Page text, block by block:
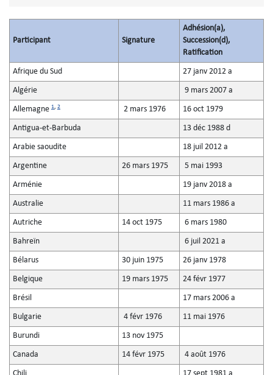
Participant Signature
Adhésion(a),
Succession(d),
Ratification
Afrique du Sud 27 janv 2012 a
Algérie 9 mars 2007 a
Allemagne 1, 2 2 mars 1976 16 oct 1979
Antigua-et-Barbuda 13 déc 1988 d
Arabie saoudite 18 juil 2012 a
Argentine 26 mars 1975 5 mai 1993
Arménie 19 janv 2018 a
Australie 11 mars 1986 a
Autriche 14 oct 1975 6 mars 1980
Bahreïn 6 juil 2021 a
Bélarus 30 juin 1975 26 janv 1978
Belgique 19 mars 1975 24 févr 1977
Brésil 17 mars 2006 a
Bulgarie 4 févr 1976 11 mai 1976
Burundi 13 nov 1975
Canada 14 févr 1975 4 août 1976